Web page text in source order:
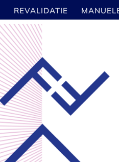
REVALIDATIE